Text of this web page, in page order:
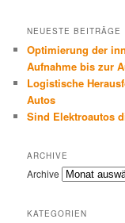
NEUESTE BEITRÄGE
Optimierung der
Aufnahme bis zur
Logistische
Autos
Sind Elektroautos
ARCHIVE
Archive
KATEGORIEN